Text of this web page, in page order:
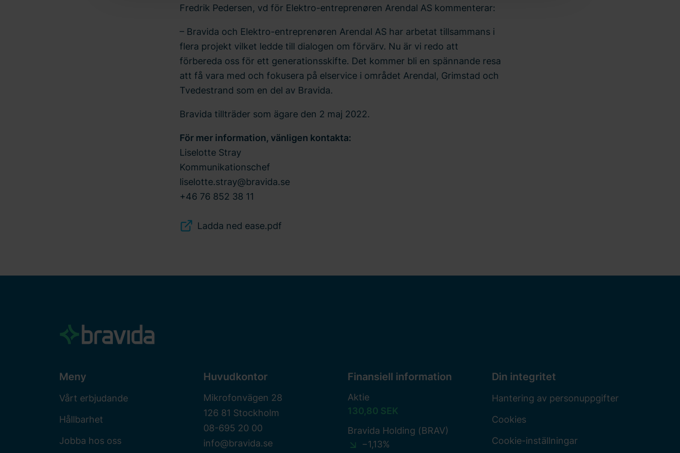
Fredrik Pedersen, vd för Elektro-entreprenøren Arendal AS kommenterar:
– Bravida och Elektro-entreprenøren Arendal AS har arbetat tillsammans i
flera projekt vilket ledde till dialogen om förvärv. Nu är vi redo att
förbereda oss för ett generationsskifte. Det kommer bli en spännande resa
att få vara med och fokusera på elservice i området Arendal, Grimstad och
Tvedestrand som en del av Bravida.
Bravida tillträder som ägare den 2 maj 2022.
För mer information, vänligen kontakta:
Liselotte Stray
Kommunikationschef
liselotte.stray@bravida.se
+46 76 852 38 11
Ladda ned ease.pdf
Meny
Vårt erbjudande
Hållbarhet
Jobba hos oss
Huvudkontor
Mikrofonvägen 28
126 81 Stockholm
08-695 20 00
info@bravida.se
Finansiell information
Aktie
130,80 SEK
Bravida Holding (BRAV)
−1,13%
Din integritet
Hantering av personuppgifter
Cookies
Cookie-inställningar